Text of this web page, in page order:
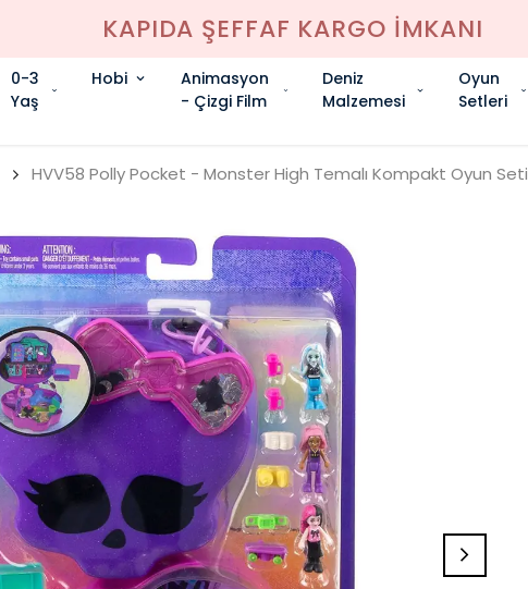
KAPIDA ŞEFFAF KARGO İMKANI
0-3
Yaş
Hobi
Animasyon
- Çizgi Film
Deniz
Malzemesi
Oyun
Setleri
HVV58 Polly Pocket - Monster High Temalı Kompakt Oyun Seti